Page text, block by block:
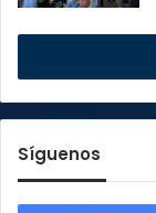
Síguenos